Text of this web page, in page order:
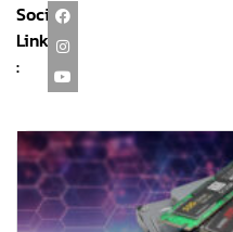
Social
Link
: